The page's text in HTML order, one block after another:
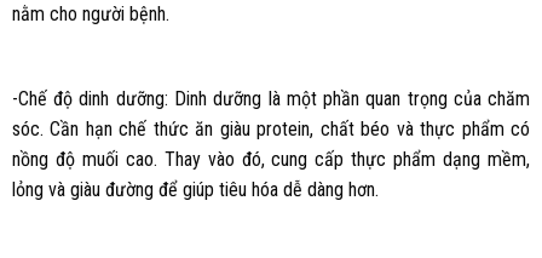
nằm cho người bệnh.
-Chế độ dinh dưỡng: Dinh dưỡng là một phần quan trọng của chăm
sóc. Cần hạn chế thức ăn giàu protein, chất béo và thực phẩm có
nồng độ muối cao. Thay vào đó, cung cấp thực phẩm dạng mềm,
lỏng và giàu đường để giúp tiêu hóa dễ dàng hơn.